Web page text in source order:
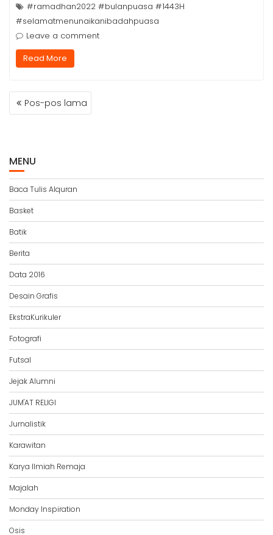
#ramadhan2022 #bulanpuasa #1443H
#selamatmenunaikanibadahpuasa
Leave a comment
Read More
NAVIGASI
POSPos-pos lama
MENU
Baca Tulis Alquran
Basket
Batik
Berita
Data 2016
Desain Grafis
EkstraKurikuler
Fotografi
Futsal
Jejak Alumni
JUM'AT RELIGI
Jurnalistik
Karawitan
Karya Ilmiah Remaja
Majalah
Monday Inspiration
Osis